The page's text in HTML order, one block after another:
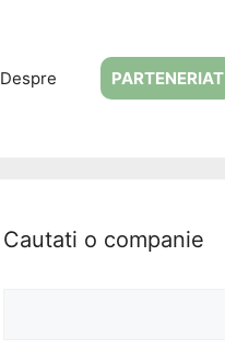
Despre PARTENERIAT
Cautati o companie